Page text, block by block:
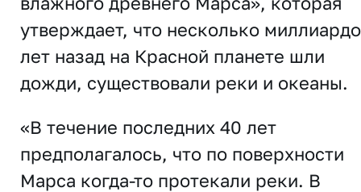
утверждает, что несколько
лет назад на Красной планете шли
дожди, существовали реки и океаны.
«В течение последних 40 лет
предполагалось, что по поверхности
Марса когда-то протекали реки. В